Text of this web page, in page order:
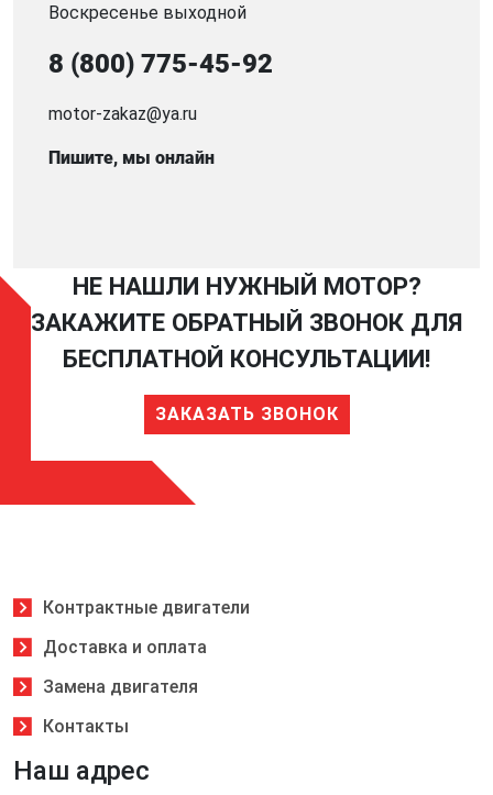
Воскресенье выходной
8 (800) 775-45-92
motor-zakaz@ya.ru
Пишите, мы онлайн
НЕ НАШЛИ НУЖНЫЙ МОТОР?
ЗАКАЖИТЕ ОБРАТНЫЙ ЗВОНОК ДЛЯ
БЕСПЛАТНОЙ КОНСУЛЬТАЦИИ!
ЗАКАЗАТЬ ЗВОНОК
Контрактные двигатели
Доставка и оплата
Замена двигателя
Контакты
Наш адрес